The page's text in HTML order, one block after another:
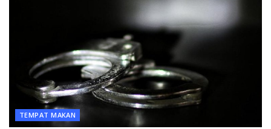
TEMPAT MAKAN